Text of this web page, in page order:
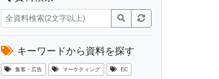
キーワードから資料を探す
集客・広告 マーケティング EC